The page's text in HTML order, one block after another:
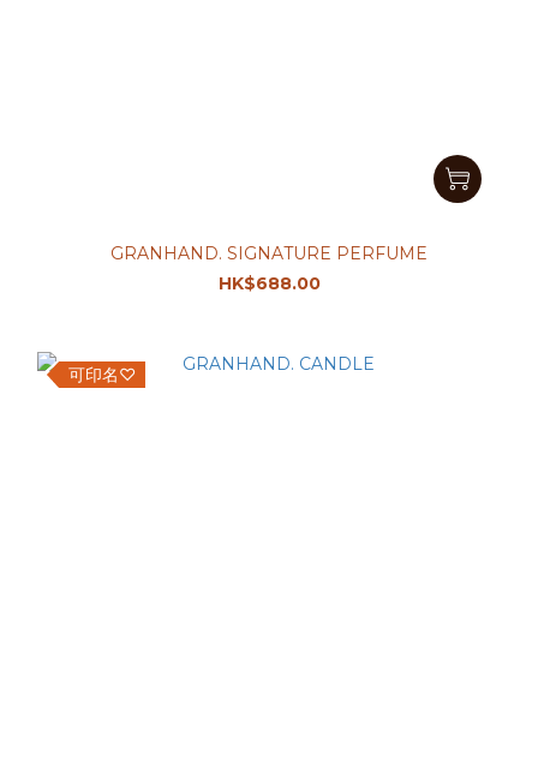
GRANHAND. SIGNATURE PERFUME
HK$688.00
可印名♡